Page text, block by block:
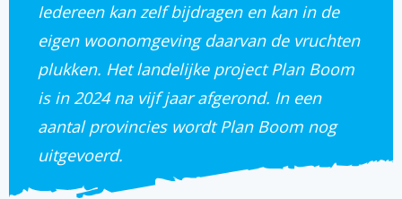
Iedereen kan zelf bijdragen en kan in de
eigen woonomgeving daarvan de vruchten
plukken. Het landelijke project Plan Boom
is in 2024 na vijf jaar afgerond. In een
aantal provincies wordt Plan Boom nog
uitgevoerd.